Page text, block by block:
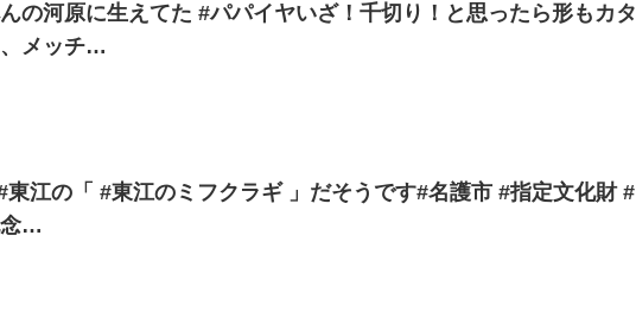
の河原に生えてた #パパイヤいざ！千切り！と思ったら形もカタ
メッチ…
東江の「 #東江のミフクラギ 」だそうです#名護市 #指定文化財 #
念…